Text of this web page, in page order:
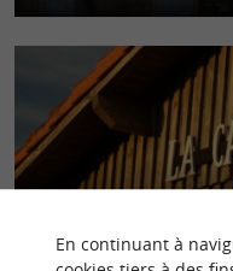
cœur du
En continuant à